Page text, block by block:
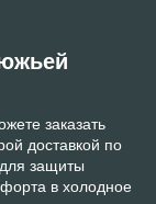
заказать
доставкой по
защиты
в холодное